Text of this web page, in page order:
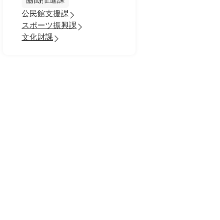
公民館支援課
スポーツ振興課
文化財課